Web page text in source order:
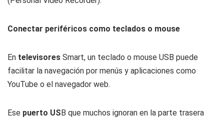
Conectar periféricos como teclados o mouse
En televisores Smart, un teclado o mouse USB puede
facilitar la navegación por menús y aplicaciones como
YouTube o el navegador web.
Ese puerto USB que muchos ignoran en la parte trasera